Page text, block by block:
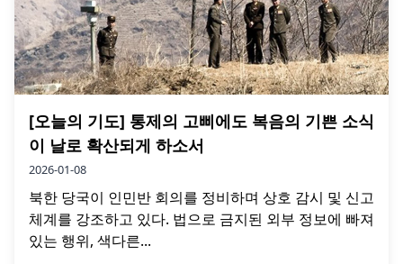
[오늘의 기도] 통제의 고삐에도 복음의 기쁜 소식
이 날로 확산되게 하소서
2026-01-08
북한 당국이 인민반 회의를 정비하며 상호 감시 및 신고
체계를 강조하고 있다. 법으로 금지된 외부 정보에 빠져
있는 행위, 색다른...